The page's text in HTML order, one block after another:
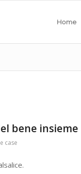
Home
bene insieme
case